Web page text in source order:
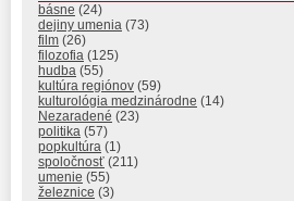
básne (24)
dejiny umenia (73)
film (26)
filozofia (125)
hudba (55)
kultúra regiónov (59)
kulturológia medzinárodne (14)
Nezaradené (23)
politika (57)
popkultúra (1)
spoločnosť (211)
umenie (55)
železnice (3)